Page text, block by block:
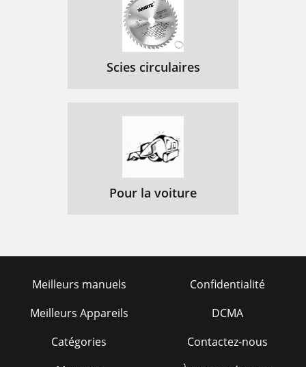
Scies circulaires
Pour la voiture
Meilleurs manuels
Meilleurs Appareils
Catégories
Confidentialité
DCMA
Contactez-nous